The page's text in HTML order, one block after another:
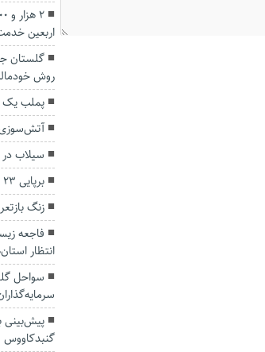
اربعین
روش
پملب یک
آتش‌سوزی
سیلاب در کلاله ۲۰۰ خودرو را
برپایی ۲۳ مرکز خرید تضمینی کلزا در گلستان
زنگ
فاجعه
انتظار
سواحل
گنبدکاووس